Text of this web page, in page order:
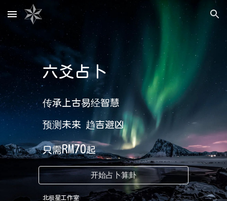
Skip to main content Skip to navigation
六爻占卜
传承上古易经智慧
预测未来 趋吉避凶
只需RM70起
开始占卜算卦
北极星工作室